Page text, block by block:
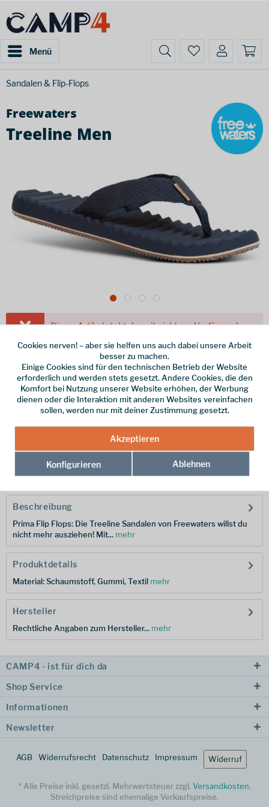
Menü
Sandalen & Flip-Flops
Freewaters
Treeline Men
Dieser Artikel steht derzeit nicht zur Verfügung!
39,95 € *
inkl. MwSt.zzgl. Versandkosten
Farbe
Größe
Hersteller-Nr.:
Beschreibung
Prima Flip Flops: Die Treeline Sandalen von Freewaters willst du
nicht mehr ausziehen! Mit... mehr
Produktdetails
Material: Schaumstoff, Gummi, Textil mehr
Hersteller
Rechtliche Angaben zum Hersteller... mehr
CAMP4 - ist für dich da
Shop Service
Informationen
Newsletter
AGB Widerrufsrecht Datenschutz Impressum Widerruf
* Alle Preise inkl. gesetzl. Mehrwertsteuer zzgl. Versandkosten.
Streichpreise sind ehemalige Verkaufspreise.
Cookies nerven! – aber sie helfen uns auch dabei unsere Arbeit
besser zu machen.
Einige Cookies sind für den technischen Betrieb der Website
erforderlich und werden stets gesetzt. Andere Cookies, die den
Komfort bei Nutzung unserer Website erhöhen, der Werbung
dienen oder die Interaktion mit anderen Websites vereinfachen
sollen, werden nur mit deiner Zustimmung gesetzt.
Akzeptieren
Konfigurieren Ablehnen